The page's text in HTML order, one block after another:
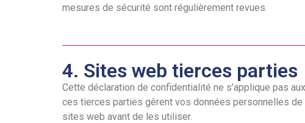
mesures de sécurité sont régulièrement revues.
4. Sites web tierces parties
Cette déclaration de confidentialité ne s’applique pas
ces tierces parties gèrent vos données personnelles
sites web avant de les utiliser.